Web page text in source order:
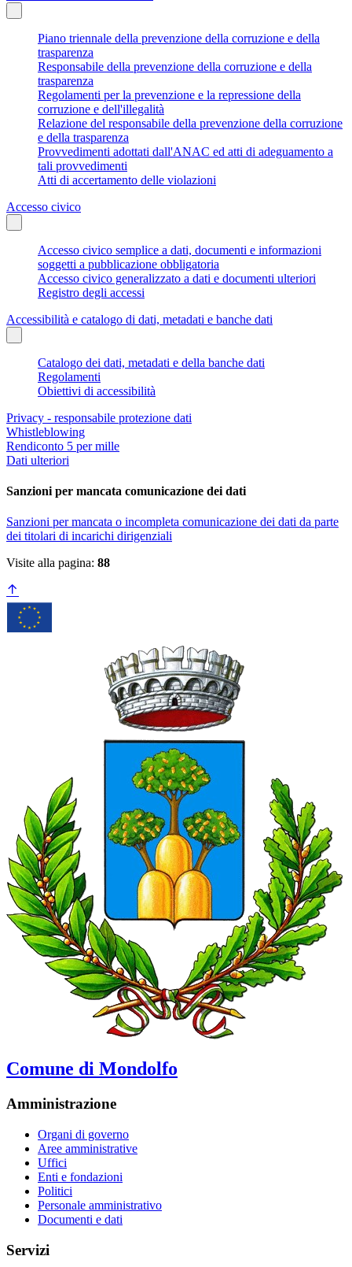
Piano triennale della prevenzione della corruzione e della
trasparenza
Responsabile della prevenzione della corruzione e della
trasparenza
Regolamenti per la prevenzione e la repressione della
corruzione e dell'illegalità
Relazione del responsabile della prevenzione della corruzione
e della trasparenza
Provvedimenti adottati dall'ANAC ed atti di adeguamento a
tali provvedimenti
Atti di accertamento delle violazioni
Accesso civico
Accesso civico semplice a dati, documenti e informazioni
soggetti a pubblicazione obbligatoria
Accesso civico generalizzato a dati e documenti ulteriori
Registro degli accessi
Accessibilità e catalogo di dati, metadati e banche dati
Catalogo dei dati, metadati e della banche dati
Regolamenti
Obiettivi di accessibilità
Privacy - responsabile protezione dati
Whistleblowing
Rendiconto 5 per mille
Dati ulteriori
Sanzioni per mancata comunicazione dei dati
Sanzioni per mancata o incompleta comunicazione dei dati da parte
dei titolari di incarichi dirigenziali
Visite alla pagina: 88
Comune di Mondolfo
Amministrazione
Organi di governo
Aree amministrative
Uffici
Enti e fondazioni
Politici
Personale amministrativo
Documenti e dati
Servizi